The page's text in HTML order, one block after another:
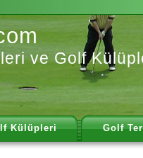
ve Golf
Külüpleri Golf